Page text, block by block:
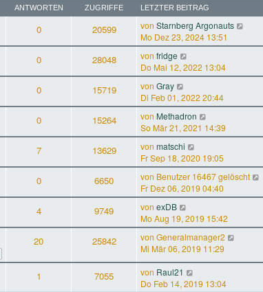
ANTWORTEN ZUGRIFFE LETZTER BEITRAG
0 20599 von Starnberg Argonauts
Mo Dez 23, 2024 13:51
0 28048 von fridge
Do Mai 12, 2022 13:04
0 15719 von Gray
Di Feb 01, 2022 20:44
0 15264 von Methadron
So Mär 21, 2021 14:39
7 13629 von matschi
Fr Sep 18, 2020 19:05
0 6650 von Benutzer 16467 gelöscht
Fr Dez 06, 2019 04:40
4 9749 von exDB
Mo Aug 19, 2019 15:42
20 25842 von Generalmanager2
Mi Mär 06, 2019 11:29
1 7055 von Raul21
Do Feb 14, 2019 13:04